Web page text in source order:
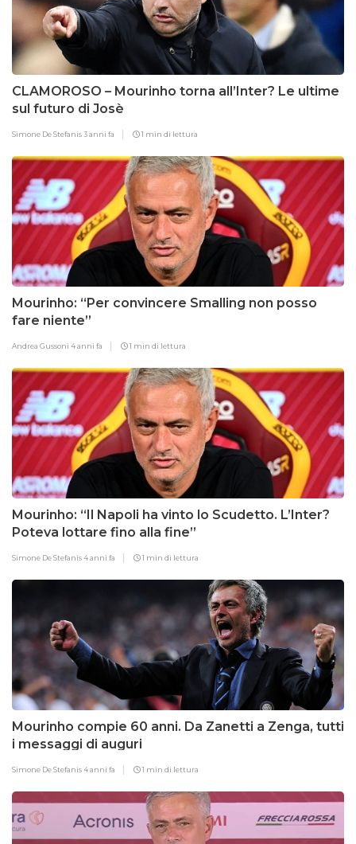
CLAMOROSO – Mourinho torna all’Inter? Le ultime
sul futuro di Josè
Simone De Stefanis3 anni fa 1 min di lettura
Mourinho: “Per convincere Smalling non posso
fare niente”
Andrea Gussoni 4 anni fa 1 min di lettura
Mourinho: “Il Napoli ha vinto lo Scudetto. L’Inter?
Poteva lottare fino alla fine”
Simone De Stefanis4 anni fa 1 min di lettura
Mourinho compie 60 anni. Da Zanetti a Zenga, tutti
i messaggi di auguri
Simone De Stefanis4 anni fa 1 min di lettura